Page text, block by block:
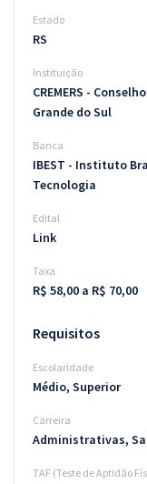
Estado
RS
Instituição
CREMERS -
Grande do Sul
Banca
IBEST - Instituto
Tecnologia
Edital
Link
Taxa
R$ 58,00 a R$ 70,00
Requisitos
Escolaridade
Médio, Superior
Carreira
Administrativas,
TAF (Teste de Aptidão